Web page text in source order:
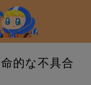
的な不具合